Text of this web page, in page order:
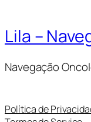
Lila –
Navegação
Política de